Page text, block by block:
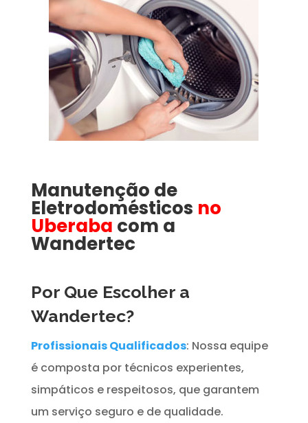
Manutenção de
Eletrodomésticos no
Uberaba com a
Wandertec
Por Que Escolher a
Wandertec?
Profissionais Qualificados: Nossa equipe
é composta por técnicos experientes,
simpáticos e respeitosos, que garantem
um serviço seguro e de qualidade.